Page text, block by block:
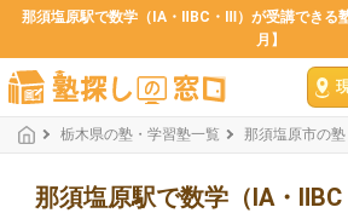
那須塩原駅で数学（ⅠA・ⅡBC・Ⅲ）が受講できる
月】
栃木県の塾・学習塾一覧 那須塩原市の
那須塩原駅で数学（ⅠA・